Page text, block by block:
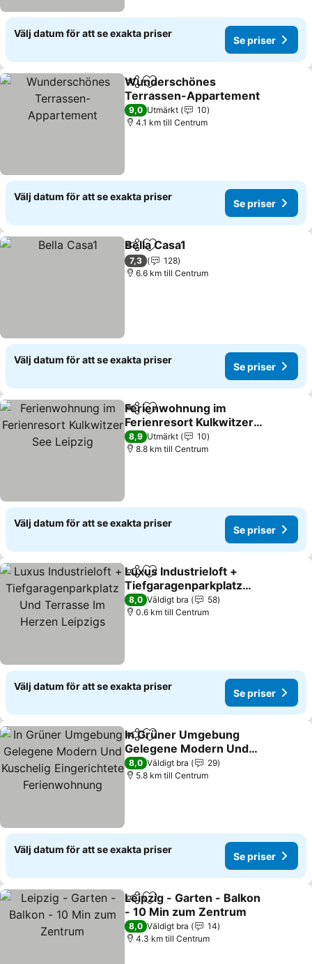
Välj datum för att se exakta priser
Se priser
Dela Lägg till i Mina Favoriter
Wunderschönes
Terrassen-Appartement
9,0 Utmärkt
10
4.1 km till Centrum
Välj datum för att se exakta priser
Se priser
Dela Lägg till i Mina Favoriter
Bella Casa1
7,3
128
6.6 km till Centrum
Välj datum för att se exakta priser
Se priser
Dela Lägg till i Mina Favoriter
Ferienwohnung im
Ferienresort Kulkwitzer
See Leipzig
8,9 Utmärkt
10
8.8 km till Centrum
Välj datum för att se exakta priser
Se priser
Dela Lägg till i Mina Favoriter
Luxus Industrieloft +
Tiefgaragenparkplatz
Und Terrasse Im Herzen
Leipzigs
8,0 Väldigt bra
58
0.6 km till Centrum
Välj datum för att se exakta priser
Se priser
Dela Lägg till i Mina Favoriter
In Grüner Umgebung
Gelegene Modern Und
Kuschelig Eingerichtete
Ferienwohnung
8,0 Väldigt bra
29
5.8 km till Centrum
Välj datum för att se exakta priser
Se priser
Dela Lägg till i Mina Favoriter
Leipzig - Garten - Balkon
- 10 Min zum Zentrum
8,0 Väldigt bra
14
4.3 km till Centrum